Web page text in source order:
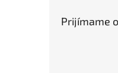
Prijímame